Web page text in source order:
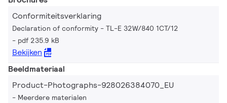
Conformiteitsverklaring
Declaration of conformity - TL-E 32W/840 1CT/12
pdf 235.9 kB
Bekijken
Beeldmateriaal
Product-Photographs-928026384070_EU
Meerdere materialen